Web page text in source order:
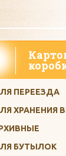
ПЕРЕЕЗДА
ХРАНЕНИЯ
БУТЫЛОК